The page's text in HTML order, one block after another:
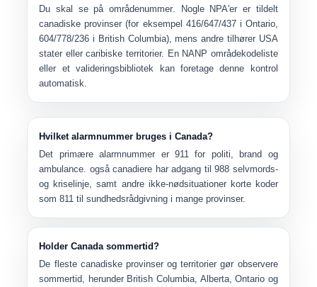
Du skal se på områdenummer. Nogle NPA'er er tildelt
canadiske provinser (for eksempel 416/647/437 i Ontario,
604/778/236 i British Columbia), mens andre tilhører USA
stater eller caribiske territorier. En NANP områdekodeliste
eller et valideringsbibliotek kan foretage denne kontrol
automatisk.
Hvilket alarmnummer bruges i Canada?
Det primære alarmnummer er 911 for politi, brand og
ambulance. også canadiere har adgang til988 selvmords-
og kriselinje, samt andre ikke-nødsituationer korte koder
som 811 til sundhedsrådgivning i mange provinser.
Holder Canada sommertid?
De fleste canadiske provinser og territoriergør observere
sommertid, herunder British Columbia, Alberta, Ontario og